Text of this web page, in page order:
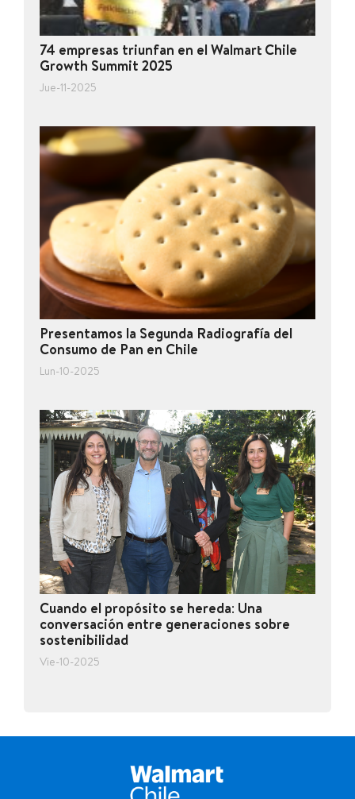
74 empresas triunfan en el Walmart Chile
Growth Summit 2025
Jue-11-2025
Presentamos la Segunda Radiografía del
Consumo de Pan en Chile
Lun-10-2025
Cuando el propósito se hereda: Una
conversación entre generaciones sobre
sostenibilidad
Vie-10-2025